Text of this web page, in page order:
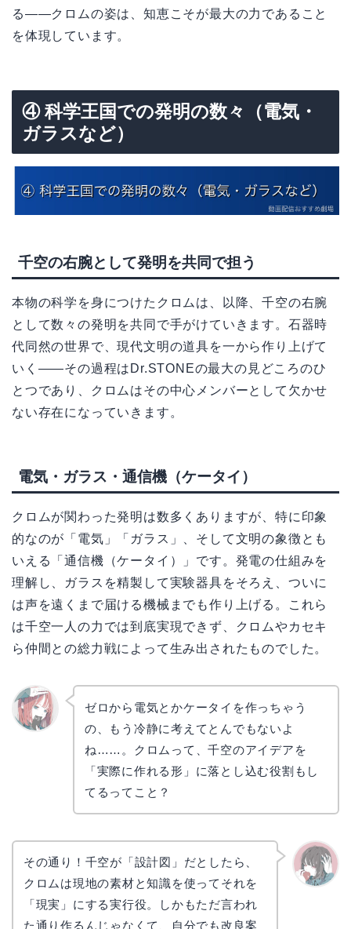
る——クロムの姿は、知恵こそが最大の力であること
を体現しています。
④ 科学王国での発明の数々（電気・
ガラスなど）
千空の右腕として発明を共同で担う
本物の科学を身につけたクロムは、以降、千空の右腕
として数々の発明を共同で手がけていきます。石器時
代同然の世界で、現代文明の道具を一から作り上げて
いく——その過程はDr.STONEの最大の見どころのひ
とつであり、クロムはその中心メンバーとして欠かせ
ない存在になっていきます。
電気・ガラス・通信機（ケータイ）
クロムが関わった発明は数多くありますが、特に印象
的なのが「電気」「ガラス」、そして文明の象徴とも
いえる「通信機（ケータイ）」です。発電の仕組みを
理解し、ガラスを精製して実験器具をそろえ、ついに
は声を遠くまで届ける機械までも作り上げる。これら
は千空一人の力では到底実現できず、クロムやカセキ
ら仲間との総力戦によって生み出されたものでした。
ゼロから電気とかケータイを作っちゃう
の、もう冷静に考えてとんでもないよ
ね……。クロムって、千空のアイデアを
「実際に作れる形」に落とし込む役割もし
てるってこと？
その通り！千空が「設計図」だとしたら、
クロムは現地の素材と知識を使ってそれを
「現実」にする実行役。しかもただ言われ
た通り作るんじゃなくて、自分でも改良案